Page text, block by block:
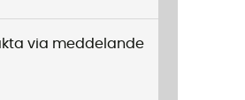
Back Zip Wetsuit
via meddelande